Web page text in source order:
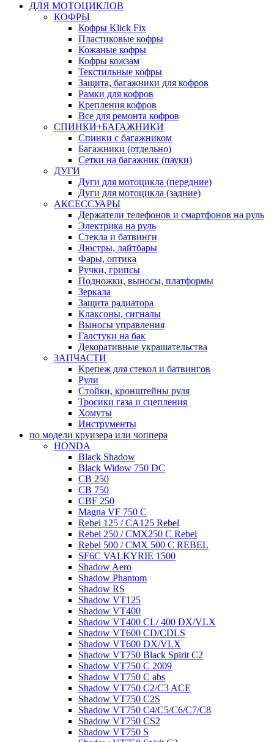
ДЛЯ МОТОЦИКЛОВ
КОФРЫ
Кофры Klick Fix
Пластиковые кофры
Кожаные кофры
Кофры кожзам
Текстильные кофры
Защита, багажники для кофров
Рамки для кофров
Крепления кофров
Все для ремонта кофров
СПИНКИ+БАГАЖНИКИ
Спинки с багажником
Багажники (отдельно)
Сетки на багажник (пауки)
ДУГИ
Дуги для мотоцикла (передние)
Дуги для мотоцикла (задние)
АКСЕССУАРЫ
Держатели телефонов и смартфонов на руль
Электрика на руль
Стекла и батвинги
Люстры, лайтбары
Фары, оптика
Ручки, грипсы
Подножки, выносы, платформы
Зеркала
Защита радиатора
Клаксоны, сигналы
Выносы управления
Галстуки на бак
Декоративные украшательства
ЗАПЧАСТИ
Крепеж для стекол и батвингов
Рули
Стойки, кронштейны руля
Тросики газа и сцепления
Хомуты
Инструменты
по модели круизера или чоппера
HONDA
Black Shadow
Black Widow 750 DC
CB 250
CB 750
CBF 250
Magna VF 750 C
Rebel 125 / CA125 Rebel
Rebel 250 / CMX250 C Rebel
Rebel 500 / CMX 500 C REBEL
SF6C VALKYRIE 1500
Shadow Aero
Shadow Phantom
Shadow RS
Shadow VT125
Shadow VT400
Shadow VT400 CL/ 400 DX/VLX
Shadow VT600 CD/CDLS
Shadow VT600 DX/VLX
Shadow VT750 Black Spirit C2
Shadow VT750 C 2009
Shadow VT750 C abs
Shadow VT750 C2/C3 ACE
Shadow VT750 C2S
Shadow VT750 C4/C5/C6/C7/C8
Shadow VT750 CS2
Shadow VT750 S